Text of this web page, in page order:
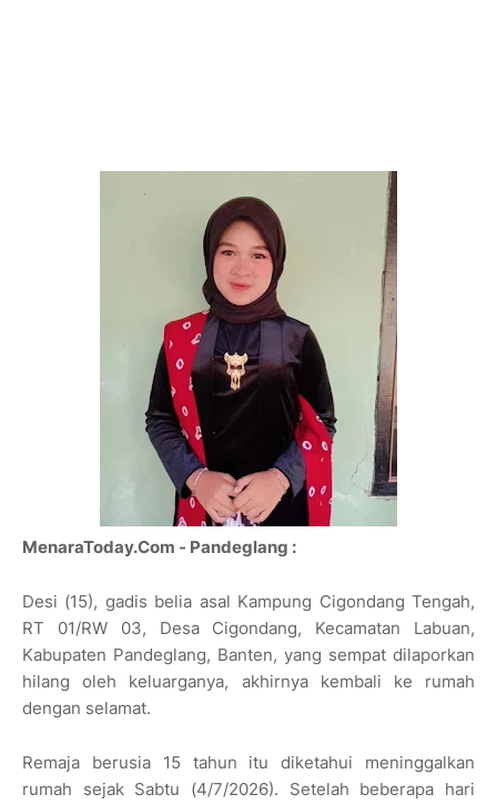
MenaraToday.Com - Pandeglang :
Desi (15), gadis belia asal Kampung Cigondang Tengah,
RT 01/RW 03, Desa Cigondang, Kecamatan Labuan,
Kabupaten Pandeglang, Banten, yang sempat dilaporkan
hilang oleh keluarganya, akhirnya kembali ke rumah
dengan selamat.
Remaja berusia 15 tahun itu diketahui meninggalkan
rumah sejak Sabtu (4/7/2026). Setelah beberapa hari